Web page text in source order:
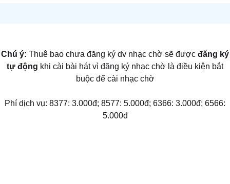
Chú ý: Thuê bao chưa đăng ký dv nhạc chờ sẽ được đăng ký
tự động khi cài bài hát vì đăng ký nhạc chờ là điều kiện bắt
buộc để cài nhạc chờ
Phí dịch vụ: 8377: 3.000đ; 8577: 5.000đ; 6366: 3.000đ; 6566:
5.000đ